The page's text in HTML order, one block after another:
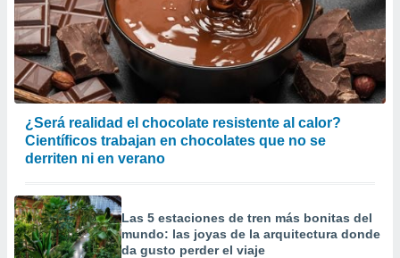
¿Será realidad el chocolate resistente al calor?
Científicos trabajan en chocolates que no se
derriten ni en verano
Las 5 estaciones de tren más bonitas del
mundo: las joyas de la arquitectura donde
da gusto perder el viaje